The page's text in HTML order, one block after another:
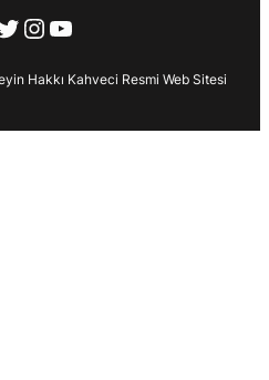
Instagram
YouTube
Hakkı Kahveci Resmi Web Sitesi